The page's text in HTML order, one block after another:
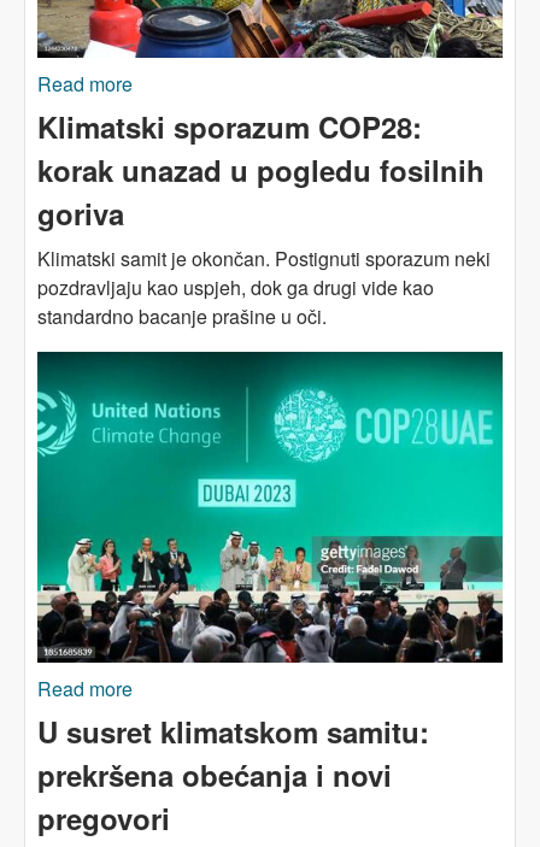
Read more
izrabljivanje – nenadoknadiva šteta uzrokovana
klimatskom krizom
Klimatski sporazum COP28:
korak unazad u pogledu fosilnih
goriva
Klimatski samit je okončan. Postignuti sporazum neki
pozdravljaju kao uspjeh, dok ga drugi vide kao
standardno bacanje prašine u oči.
Read more
unazad u pogledu fosilnih goriva
U susret klimatskom samitu:
prekršena obećanja i novi
pregovori